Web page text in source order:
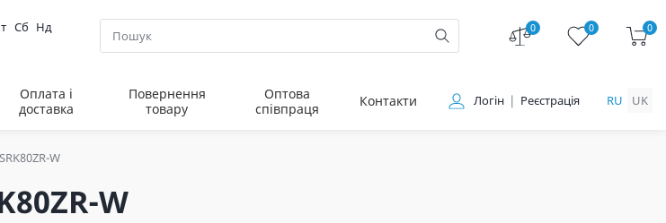
Сб Нд 0 0 0
Оплата і
доставка
Повернення
товару
Оптова
співпраця
Контакти Логін Реєстрація RU UK
W
W